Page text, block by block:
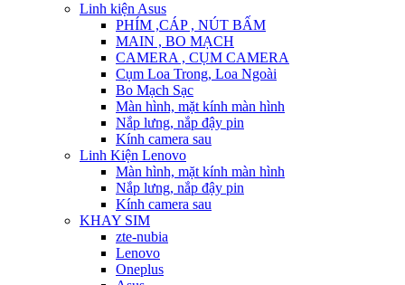
Linh kiện Asus
PHÍM ,CÁP , NÚT BẤM
MAIN , BO MẠCH
CAMERA , CỤM CAMERA
Cụm Loa Trong, Loa Ngoài
Bo Mạch Sạc
Màn hình, mặt kính màn hình
Nắp lưng, nắp đậy pin
Kính camera sau
Linh Kiện Lenovo
Màn hình, mặt kính màn hình
Nắp lưng, nắp đậy pin
Kính camera sau
KHAY SIM
zte-nubia
Lenovo
Oneplus